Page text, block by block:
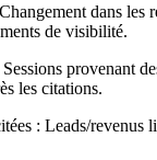
dans les
de visibilité.
provenant
les citations.
: Leads/revenus